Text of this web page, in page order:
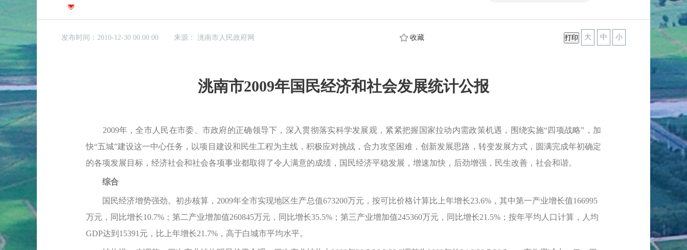
发布时间：2010-12-30 00:00:00 来源：洮南市人民政府网 小
中
大
收藏
洮南市2009年国民经济和社会发展统计公报
2009年，全市人民在市委、市政府的正确领导下，深入贯彻落实科学发展观，紧紧把握国家拉动内需政策机遇，围绕实施“四项战略”，加
快“五城”建设这一中心任务，以项目建设和民生工程为主线，积极应对挑战，合力攻坚困难，创新发展思路，转变发展方式，圆满完成年初确定
的各项发展目标，经济社会和社会各项事业都取得了令人满意的成绩，国民经济平稳发展，增速加快，后劲增强，民生改善，社会和谐。
综合
国民经济增势强劲。初步核算，2009年全市实现地区生产总值673200万元，按可比价格计算比上年增长23.6%，其中第一产业增长值166995
万元，同比增长10.7%；第二产业增加值260845万元，同比增长35.5%；第三产业增加值245360万元，同比增长21.5%；按年平均人口计算，人均
GDP达到15391元，比上年增长21.7%，高于白城市平均水平。